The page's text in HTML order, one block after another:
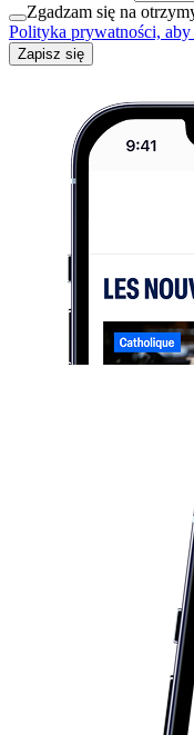
Zgadzam się na
Polityka prywatności,
Zapisz się